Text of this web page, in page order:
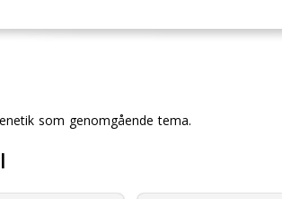
som genomgående tema.